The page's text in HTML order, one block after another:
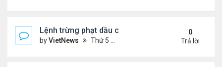
Lệnh trừng phạt dầu của ông Trump có thể giáng
byVietNews Thứ 5 Tháng 10 23, 2025 5:12 pm
0
Trả lời